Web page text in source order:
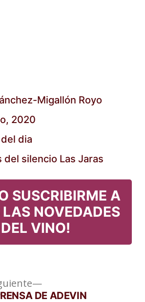
Migallón Royo
2020
dia
del silencio Las Jaras
SUSCRIBIRME A
NOVEDADES
DEL VINO!
Entrada
siguiente:
DE ADEVIN